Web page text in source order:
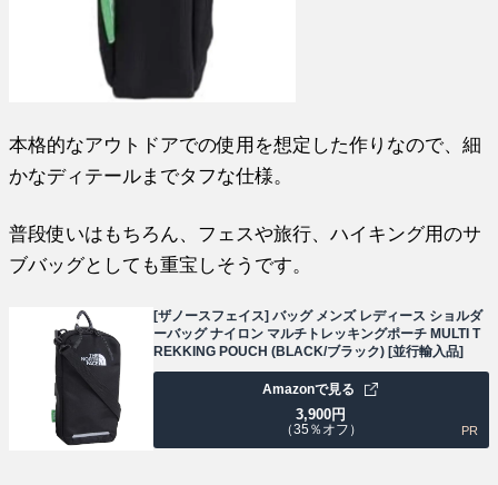
本格的なアウトドアでの使用を想定した作りなので、細
かなディテールまでタフな仕様。
普段使いはもちろん、フェスや旅行、ハイキング用のサ
ブバッグとしても重宝しそうです。
[ザノースフェイス] バッグ メンズ レディース ショルダ
ーバッグ ナイロン マルチトレッキングポーチ MULTI T
REKKING POUCH (BLACK/ブラック) [並行輸入品]
3,900円
（35％オフ）
Amazonで見る
PR